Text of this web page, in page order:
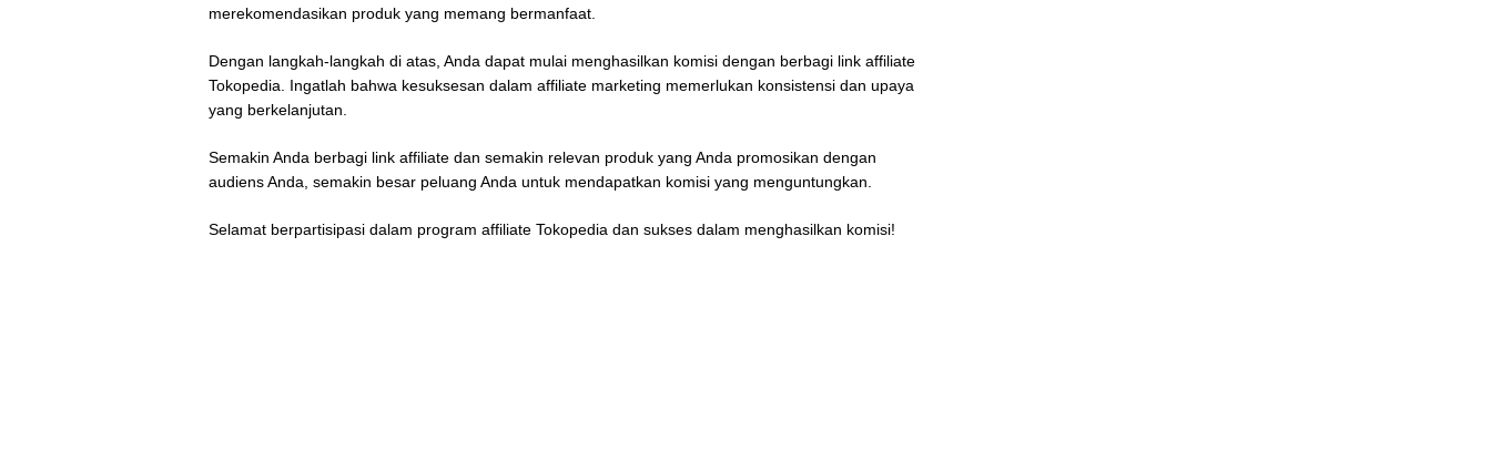
merekomendasikan produk yang memang bermanfaat.
Dengan langkah-langkah di atas, Anda dapat mulai menghasilkan komisi dengan berbagi link affiliate
Tokopedia. Ingatlah bahwa kesuksesan dalam affiliate marketing memerlukan konsistensi dan upaya
yang berkelanjutan.
Semakin Anda berbagi link affiliate dan semakin relevan produk yang Anda promosikan dengan
audiens Anda, semakin besar peluang Anda untuk mendapatkan komisi yang menguntungkan.
Selamat berpartisipasi dalam program affiliate Tokopedia dan sukses dalam menghasilkan komisi!